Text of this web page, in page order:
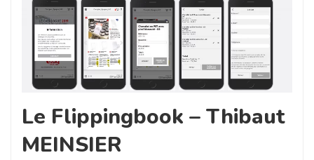
Le Flippingbook – Thibaut
MEINSIER